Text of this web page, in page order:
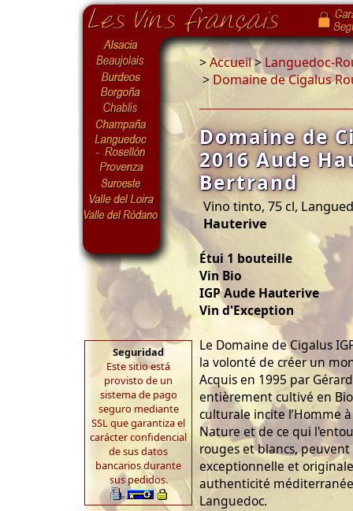
Seguridad
Este sitio está
provisto de un
sistema de pago
seguro mediante
SSL que garantiza el
carácter confidencial
de sus datos
bancarios durante
sus pedidos.
>Accueil>Languedoc-
> Domaine de Cigalus
Domaine de
2016 Aude
Bertrand
Vino tinto, 75 cl,
Hauterive
Étui 1 bouteille
Vin Bio
IGP Aude Hauterive
Vin d'Exception
Le Domaine de Cigalus
la volonté de créer un
Acquis en 1995 par
entièrement cultivé en
culturale incite l’Homme
Nature et de ce qui
rouges et blancs,
exceptionnelle et
authenticité
Languedoc.